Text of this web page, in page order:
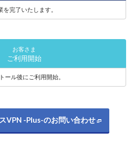
を完了いたします。
お客さま
ご利用開始
ール後にご利用開始。
VPN -Plus-のお問い合わせ